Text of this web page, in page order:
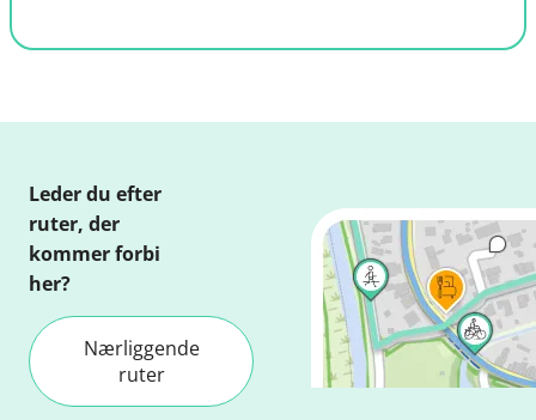
Leder du efter
ruter, der
kommer forbi
her?
Nærliggende
ruter